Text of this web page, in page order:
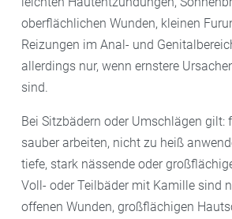
oberflächlichen Wunden, kleinen
Reizungen im Anal- und
allerdings nur, wenn ernstere
sind.
Bei Sitzbädern oder Umschlägen gilt:
sauber arbeiten, nicht zu heiß
tiefe, stark nässende oder
Voll- oder Teilbäder mit Kamille sind
offenen Wunden, großflächigen